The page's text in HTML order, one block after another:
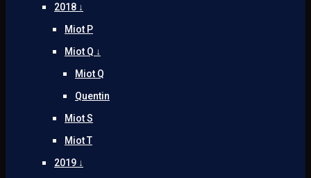
2018 ↓
Miot P
Miot Q ↓
Miot Q
Quentin
Miot S
Miot T
2019 ↓